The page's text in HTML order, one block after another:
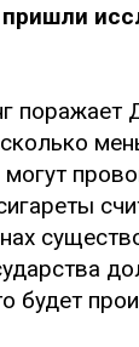
поражает
будет